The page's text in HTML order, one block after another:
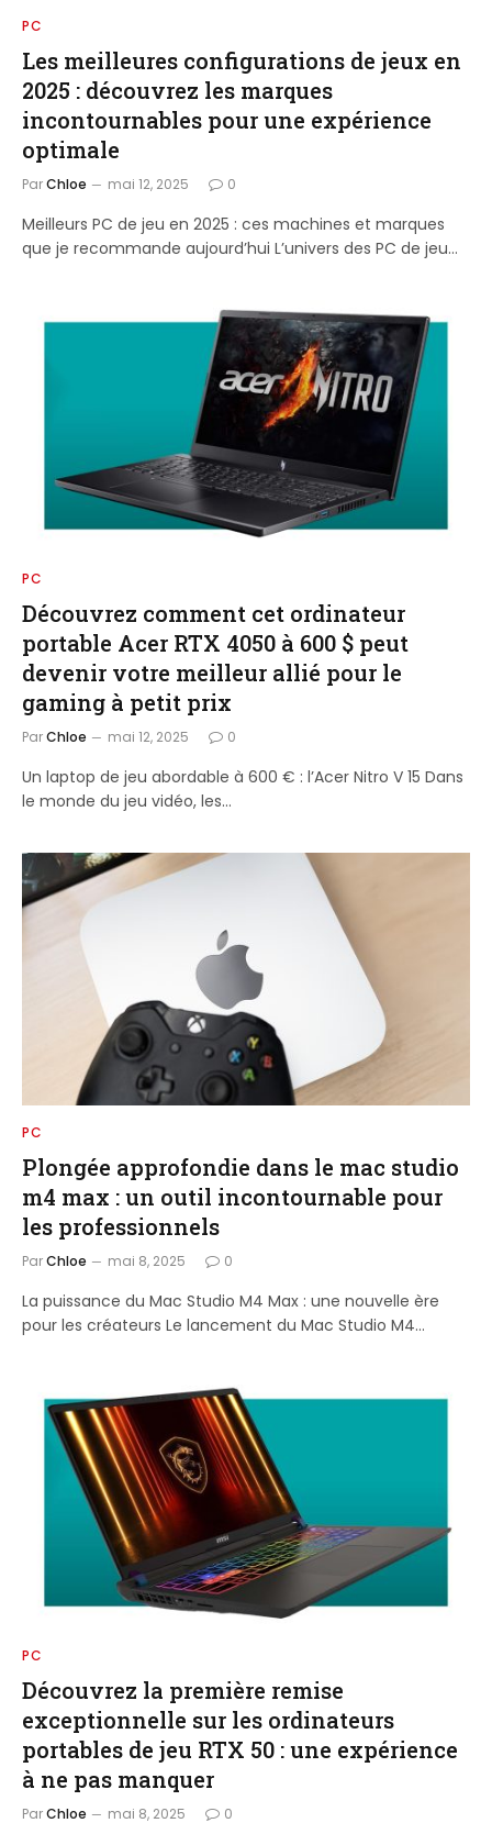
PC
Les meilleures configurations de jeux en
2025 : découvrez les marques
incontournables pour une expérience
optimale
ParChloe mai 12, 2025 0
Meilleurs PC de jeu en 2025 : ces machines et marques
que je recommande aujourd’hui L’univers des PC de jeu…
PC
Découvrez comment cet ordinateur
portable Acer RTX 4050 à 600 $ peut
devenir votre meilleur allié pour le
gaming à petit prix
ParChloe mai 12, 2025 0
Un laptop de jeu abordable à 600 € : l’Acer Nitro V 15 Dans
le monde du jeu vidéo, les…
PC
Plongée approfondie dans le mac studio
m4 max : un outil incontournable pour
les professionnels
ParChloe mai 8, 2025 0
La puissance du Mac Studio M4 Max : une nouvelle ère
pour les créateurs Le lancement du Mac Studio M4…
PC
Découvrez la première remise
exceptionnelle sur les ordinateurs
portables de jeu RTX 50 : une expérience
à ne pas manquer
ParChloe mai 8, 2025 0